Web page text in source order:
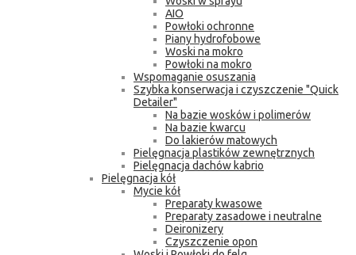
AIO
Powłoki ochronne
Piany hydrofobowe
Woski na mokro
Powłoki na mokro
Wspomaganie osuszania
Szybka konserwacja i czyszczenie "Quick
Detailer"
Na bazie wosków i polimerów
Na bazie kwarcu
Do lakierów matowych
Pielęgnacja plastików zewnętrznych
Pielęgnacja dachów kabrio
Pielęgnacja kół
Mycie kół
Preparaty kwasowe
Preparaty zasadowe i neutralne
Deironizery
Czyszczenie opon